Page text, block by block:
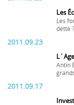
Les
Les
dette ?
2011.09.23
Antin
2011.09.17